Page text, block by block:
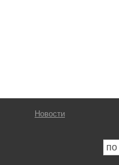
Новости